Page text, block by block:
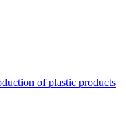
of plastic products